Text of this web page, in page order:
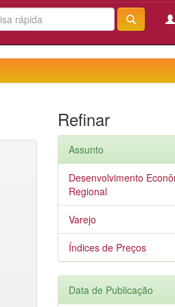
Refinar
Assunto
Desenvolvimento
Regional
Varejo
Índices de Preços
Data de Publicação